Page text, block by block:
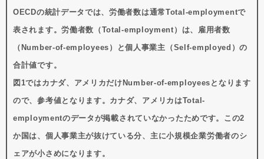
OECDの統計データでは、労働者数は通常Total-employmentで
表されます。労働者数（Total-employment）は、雇用者数
（Number-of-employees）と個人事業主（Self-employed）の
合計値です。
図1ではカナダ、アメリカだけNumber-of-employeesとなります
ので、参考値となります。カナダ、アメリカはTotal-
employmentのデータが掲載されていなかったためです。この2
か国は、個人事業主が抜けている分、主に小規模企業労働者のシ
ェアが小さめになります。